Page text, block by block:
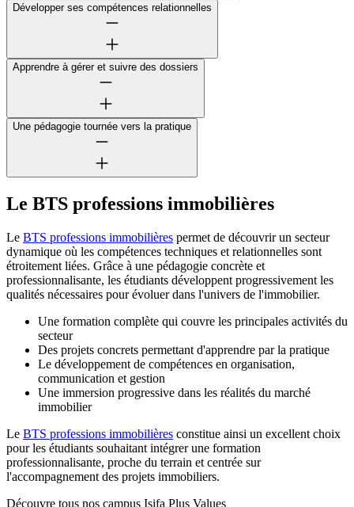
Développer ses compétences relationnelles
Apprendre à gérer et suivre des dossiers
Une pédagogie tournée vers la pratique
Le BTS professions immobilières
Le BTS professions immobilières permet de découvrir un secteur
dynamique où les compétences techniques et relationnelles sont
étroitement liées. Grâce à une pédagogie concrète et
professionnalisante, les étudiants développent progressivement les
qualités nécessaires pour évoluer dans l'univers de l'immobilier.
Une formation complète qui couvre les principales activités du
secteur
Des projets concrets permettant d'apprendre par la pratique
Le développement de compétences en organisation,
communication et gestion
Une immersion progressive dans les réalités du marché
immobilier
Le BTS professions immobilières constitue ainsi un excellent choix
pour les étudiants souhaitant intégrer une formation
professionnalisante, proche du terrain et centrée sur
l'accompagnement des projets immobiliers.
Découvre tous nos campus Isifa Plus Values